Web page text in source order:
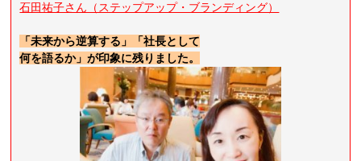
石田祐子さん（ステップアップ・ブランディング）
「未来から逆算する」「社長として
何を語るか」が印象に残りました。